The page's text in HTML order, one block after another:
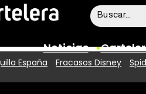
Noticias
España Fracasos Disney